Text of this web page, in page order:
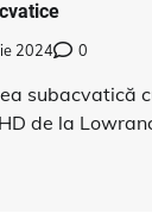
2024 0
subacvatică
de la